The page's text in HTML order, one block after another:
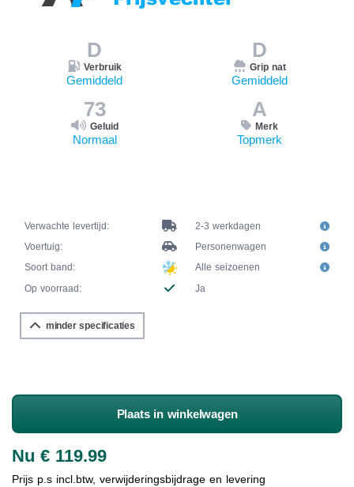
D
Verbruik
Gemiddeld
D
Grip nat
Gemiddeld
73
Geluid
Normaal
A
Merk
Topmerk
Verwachte levertijd:
2-3 werkdagen
Voertuig:
Personenwagen
Soort band:
Alle seizoenen
Op voorraad:
Ja
minder specificaties
Plaats in winkelwagen
Nu € 119.99
Prijs p.s incl.btw, verwijderingsbijdrage en levering